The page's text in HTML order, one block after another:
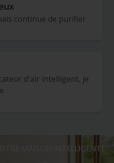
continue de purifier
d'air intelligent, je
MAISON INTELLIGENTE